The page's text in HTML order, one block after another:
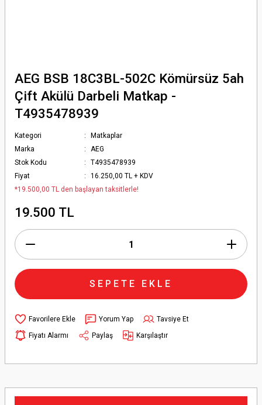
AEG BSB 18C3BL-502C Kömürsüz 5ah
Çift Akülü Darbeli Matkap -
T4935478939
Kategori
Matkaplar
Marka
AEG
Stok Kodu
T4935478939
Fiyat
16.250,00 TL + KDV
*19.500,00 TL den başlayan taksitlerle!
19.500 TL
SEPETE EKLE
Yorum Yap
Tavsiye Et
Fiyatı Alarmı
Paylaş Karşılaştır